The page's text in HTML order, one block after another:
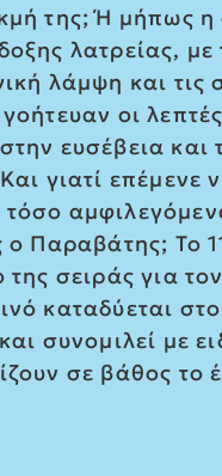
της; Ή μήπως η
λατρείας, με
λάμψη και τις
οι
ευσέβεια και
γιατί επέμενε
ο Παραβάτης; Το
της σειράς για
καταδύεται
συνομιλεί με
σε βάθος το